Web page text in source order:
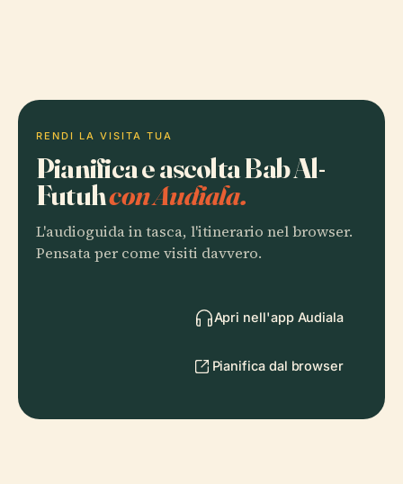
RENDI LA VISITA TUA
Pianifica e ascolta Bab Al-
Futuhcon Audiala.
L'audioguida in tasca, l'itinerario nel browser.
Pensata per come visiti davvero.
Apri nell'app Audiala
Pianifica dal browser